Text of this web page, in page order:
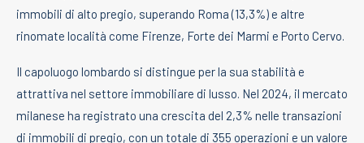
immobili di alto pregio, superando Roma (13,3%) e altre
rinomate località come Firenze, Forte dei Marmi e Porto Cervo.
Il capoluogo lombardo si distingue per la sua stabilità e
attrattiva nel settore immobiliare di lusso. Nel 2024, il mercato
milanese ha registrato una crescita del 2,3% nelle transazioni
di immobili di pregio, con un totale di 355 operazioni e un valore